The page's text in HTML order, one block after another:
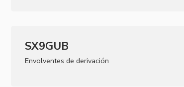
SX9GUB
Envolventes de derivación